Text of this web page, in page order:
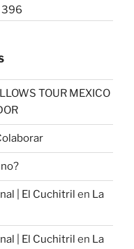
396
TOUR MEXICO
| El Cuchitril en La
| El Cuchitril en La